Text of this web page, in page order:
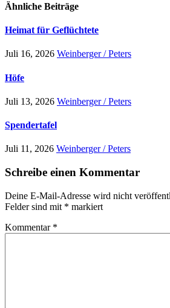
Ähnliche Beiträge
Heimat für Geflüchtete
Juli 16, 2026 Weinberger / Peters
Höfe
Juli 13, 2026 Weinberger / Peters
Spendertafel
Juli 11, 2026 Weinberger / Peters
Schreibe einen Kommentar
Deine E-Mail-Adresse wird nicht
Felder sind mit * markiert
Kommentar *